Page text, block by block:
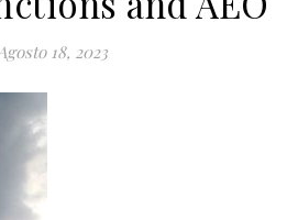
18, 2023